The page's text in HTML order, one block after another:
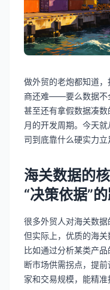
做外贸的老炮都知道
商还难——要么数据不
甚至还有拿假数据凑
月的开发周期。今天
司到底靠什么硬实力立
海关数据的
“决策依据”
很多外贸人对海关数据
但实际上，优质的海关
比如通过分析某类产
断市场供需拐点，提
家和交易规模，能精准